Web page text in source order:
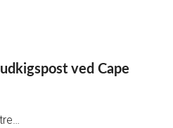
ved Cape